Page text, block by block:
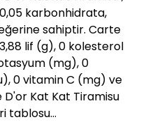
karbonhidrata,
sahiptir. Carte
lif (g), 0 kolesterol
(mg), 0
0 vitamin C (mg) ve
D'or Kat Kat Tiramisu
tablosu…